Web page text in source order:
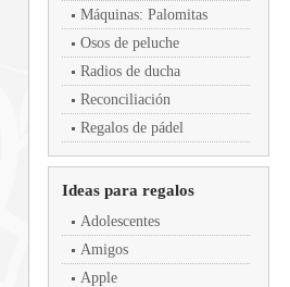
Máquinas: Palomitas
Osos de peluche
Radios de ducha
Reconciliación
Regalos de pádel
Ideas para regalos
Adolescentes
Amigos
Apple